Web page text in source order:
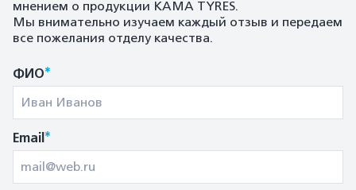
мнением о продукции KAMA TYRES.
Мы внимательно изучаем каждый отзыв и передаем
все пожелания отделу качества.
ФИО*
Email*